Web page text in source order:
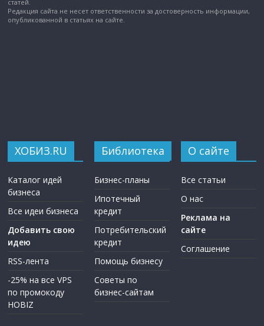
статей.
Редакция сайта не несет ответственности за достоверность информации,
опубликованной в статьях на сайте.
ХОБИЗ.RU
Каталог идей
бизнеса
Все идеи бизнеса
Добавить свою
идею
RSS-лента
-25% на все VPS
по промокоду
HOBIZ
Библиотека
Бизнес-планы
Ипотечный
кредит
Потребительский
кредит
Помощь бизнесу
Советы по
бизнес-сайтам
О сайте
Все статьи
О нас
Реклама на
сайте
Соглашение